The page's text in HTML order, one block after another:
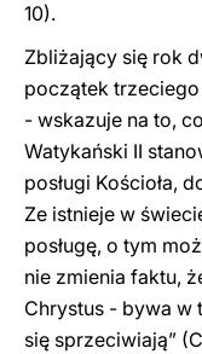
10).
Zbliżający się rok
początek
- wskazuje na to,
Watykański II
posługi Kościoła,
Ze istnieje w
posługę, o tym
nie zmienia faktu,
Chrystus - bywa w
się sprzeciwiają”